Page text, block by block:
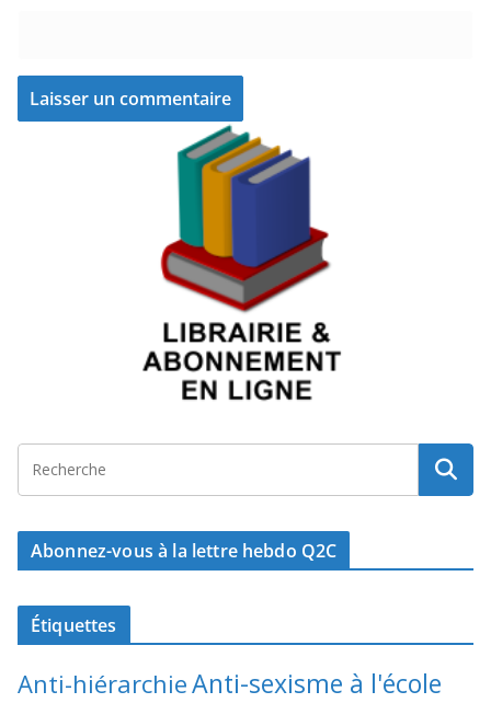
Abonnez-vous à la lettre hebdo Q2C
Étiquettes
Anti-hiérarchieAnti-sexisme à l'école